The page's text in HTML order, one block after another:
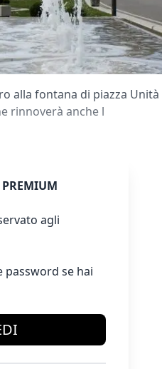
alla fontana di piazza Unità
rinnoverà anche l
agli
password se hai